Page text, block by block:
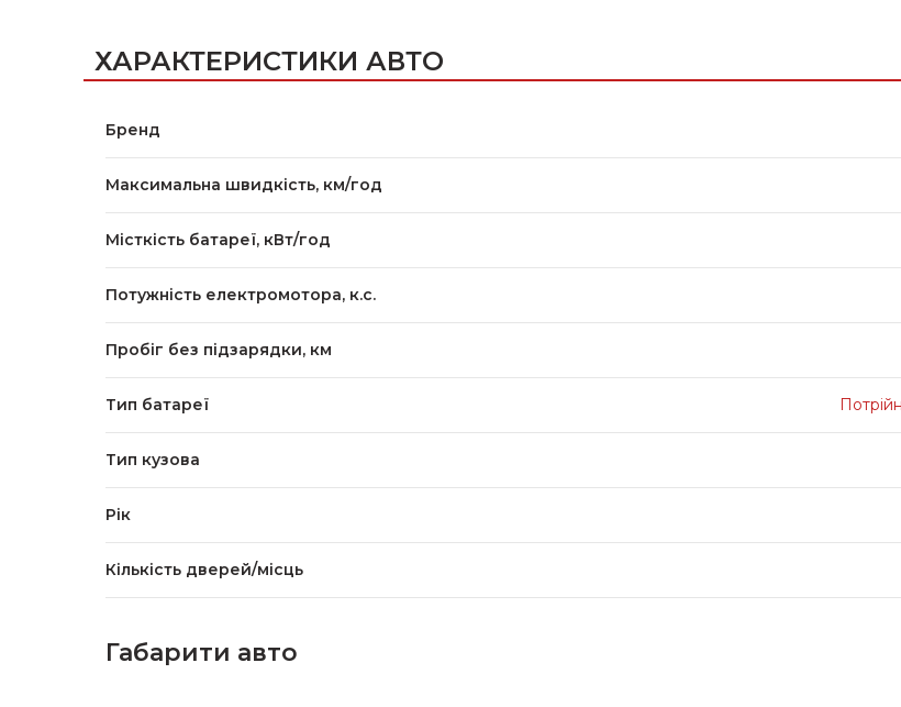
ХАРАКТЕРИСТИКИ АВТО
Бренд
Максимальна швидкість, км/год
Місткість батареї, кВт/год
Потужність електромотора, к.с.
Пробіг без підзарядки, км
Тип батареї
Тип кузова
Рік
Кількість дверей/місць
Габарити авто